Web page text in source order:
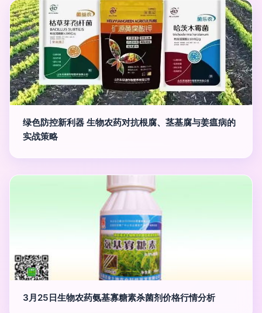
绿色防控新利器 生物农药对抗根腐、茎基腐与姜瘟病的
实战策略
3月25日生物农药氨基寡糖素杀菌剂价格行情分析